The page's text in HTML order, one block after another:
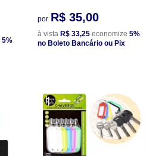
5%
por R$ 35,00
à vista R$ 33,25 economize 5%
no Boleto Bancário ou Pix